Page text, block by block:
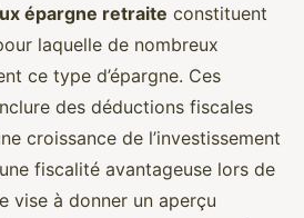
épargne retraite constituent
laquelle de nombreux
ce type d’épargne. Ces
des déductions fiscales
croissance de l’investissement
fiscalité avantageuse lors de
vise à donner un aperçu